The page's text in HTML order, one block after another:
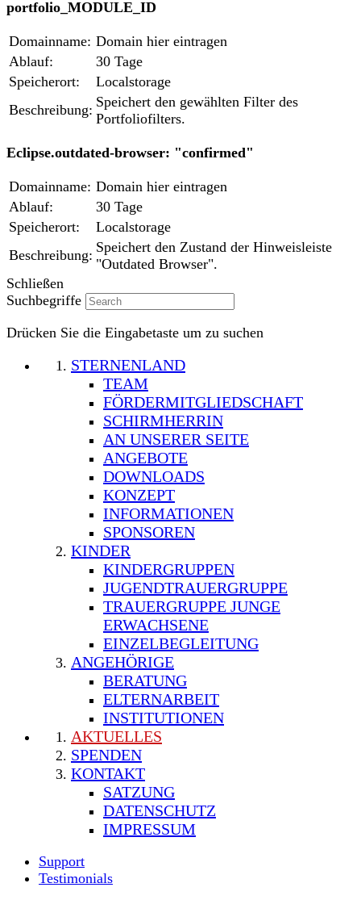
portfolio_MODULE_ID
Domainname: Domain hier eintragen
Ablauf:
30 Tage
Speicherort:
Localstorage
Beschreibung: Speichert den gewählten Filter des
Portfoliofilters.
Eclipse.outdated-browser: "confirmed"
Domainname: Domain hier eintragen
Ablauf:
30 Tage
Speicherort:
Localstorage
Beschreibung: Speichert den Zustand der Hinweisleiste
"Outdated Browser".
Schließen
Suchbegriffe
Drücken Sie die Eingabetaste um zu suchen
STERNENLAND
TEAM
FÖRDERMITGLIEDSCHAFT
SCHIRMHERRIN
AN UNSERER SEITE
ANGEBOTE
DOWNLOADS
KONZEPT
INFORMATIONEN
SPONSOREN
KINDER
KINDERGRUPPEN
JUGENDTRAUERGRUPPE
TRAUERGRUPPE JUNGE
ERWACHSENE
EINZELBEGLEITUNG
ANGEHÖRIGE
BERATUNG
ELTERNARBEIT
INSTITUTIONEN
AKTUELLES
SPENDEN
KONTAKT
SATZUNG
DATENSCHUTZ
IMPRESSUM
Support
Testimonials